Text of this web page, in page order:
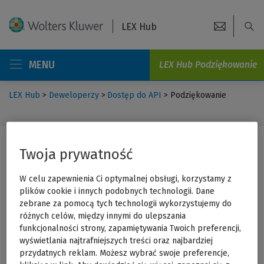
LEX Hub
LEX Hub Podziękowanie
MENU
LEX Hub > Deweloperzy > Dostęp do API > Podziękowanie
Twoja prywatność
W celu zapewnienia Ci optymalnej obsługi, korzystamy z
plików cookie i innych podobnych technologii. Dane
zebrane za pomocą tych technologii wykorzystujemy do
różnych celów, między innymi do ulepszania
funkcjonalności strony, zapamiętywania Twoich preferencji,
wyświetlania najtrafniejszych treści oraz najbardziej
przydatnych reklam. Możesz wybrać swoje preferencje,